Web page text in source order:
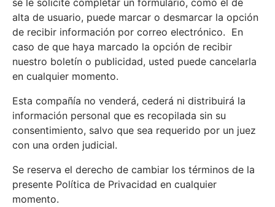
se le solicite completar un formulario, como el de
alta de usuario, puede marcar o desmarcar la opción
de recibir información por correo electrónico. En
caso de que haya marcado la opción de recibir
nuestro boletín o publicidad, usted puede cancelarla
en cualquier momento.
Esta compañía no venderá, cederá ni distribuirá la
información personal que es recopilada sin su
consentimiento, salvo que sea requerido por un juez
con una orden judicial.
Se reserva el derecho de cambiar los términos de la
presente Política de Privacidad en cualquier
momento.